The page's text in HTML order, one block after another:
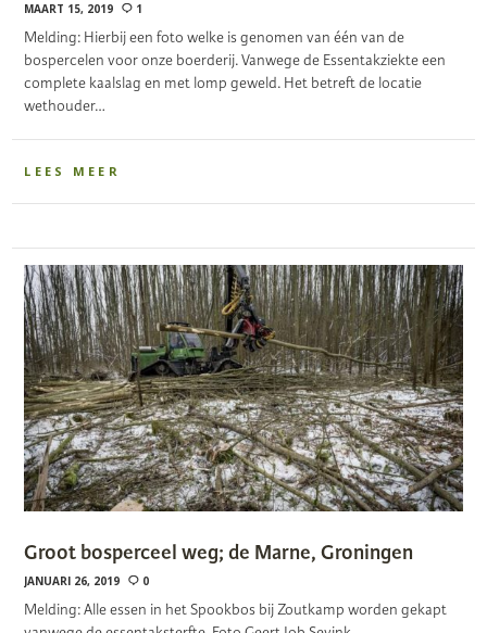
MAART 15, 2019 1
Melding: Hierbij een foto welke is genomen van één van de
bospercelen voor onze boerderij. Vanwege de Essentakziekte een
complete kaalslag en met lomp geweld. Het betreft de locatie
wethouder…
LEES MEER
Groot bosperceel weg; de Marne, Groningen
JANUARI 26, 2019 0
Melding: Alle essen in het Spookbos bij Zoutkamp worden gekapt